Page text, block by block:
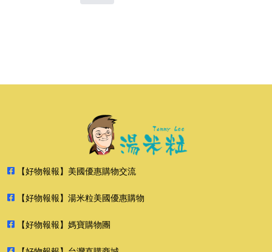
【好物報報】美國優惠購物交流
【好物報報】湯米粒美國優惠購物
【好物報報】媽寶購物團